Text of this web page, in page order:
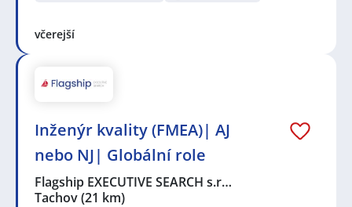
včerejší
Inženýr kvality (FMEA)| AJ
nebo NJ| Globální role
Flagship EXECUTIVE SEARCH s.r…
Tachov(21 km)